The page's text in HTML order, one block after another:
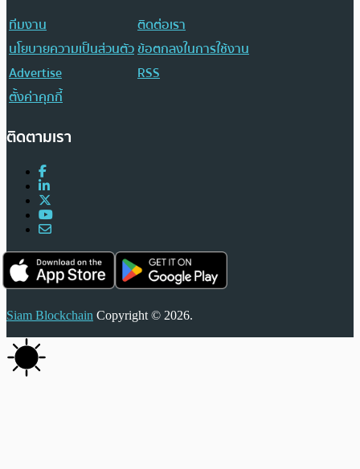
ทีมงาน
ติดต่อเรา
นโยบายความเป็นส่วนตัวข้อตกลงในการใช้งาน
Advertise
RSS
ตั้งค่าคุกกี้
ติดตามเรา
Siam Blockchain Copyright © 2026.